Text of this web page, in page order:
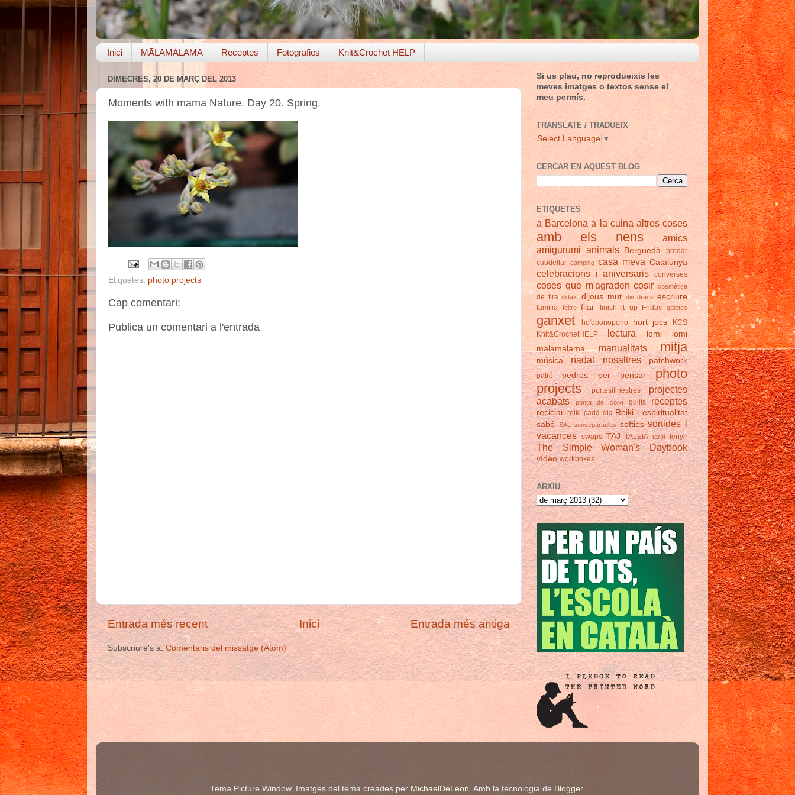
Inici MĀLAMALAMA Receptes Fotografies Knit&Crochet HELP
DIMECRES, 20 DE MARÇ DEL 2013
Moments with mama Nature. Day 20. Spring.
Etiquetes: photo projects
Cap comentari:
Publica un comentari a l'entrada
Entrada més recent Entrada més antiga
Inici
Subscriure's a:Comentaris del missatge (Atom)
Si us plau, no reprodueixis les
meves imatges o textos sense el
meu permís.
TRANSLATE / TRADUEIX
Select Language ▼
CERCAR EN AQUEST BLOG
ETIQUETES
a Barcelona a la cuina altres coses
amb els nens
amics
amigurumi animals Berguedà
brodar
cabdellar càmping casa meva Catalunya
celebracions i aniversaris converses
coses que m'agraden cosir cosmètica
de fira didals dijous mut diy dracs escriure
familia feltre filar finish it up Friday galetes
ganxet ho'oponopono hort jocs
KCS
Knit&CrochetHELP
lectura
lomi lomi
malamalama
manualitats mitja
música nadal nosaltres patchwork
patró pedres per pensar
photo
projects
portesifinestres
projectes
acabats
punta de coixí quilts receptes
reciclar reiki cada dia Reiki i espiritualitat
sabó SAL senseparaules softies sortides i
vacances swaps TAJ TALEIA tarot tenyir
The Simple Woman's Daybook
vídeo workboxes
ARXIU
Tema Picture Window. Imatges del tema creades per MichaelDeLeon. Amb la tecnologia de Blogger.